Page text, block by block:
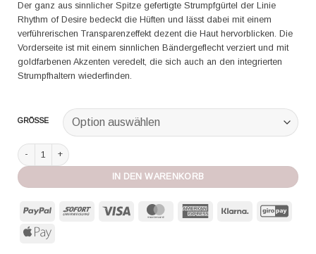
Der ganz aus sinnlicher Spitze gefertigte Strumpfgürtel der Linie
Rhythm of Desire bedeckt die Hüften und lässt dabei mit einem
verführerischen Transparenzeffekt dezent die Haut hervorblicken. Die
Vorderseite ist mit einem sinnlichen Bändergeflecht verziert und mit
goldfarbenen Akzenten veredelt, die sich auch an den integrierten
Strumpfhaltern wiederfinden.
GRÖSSE
Aubade Strumpfgürtel Rhythm of Desire noir Menge
IN DEN WARENKORB
PayPal Sofort MasterCard American
Klarna
Apple